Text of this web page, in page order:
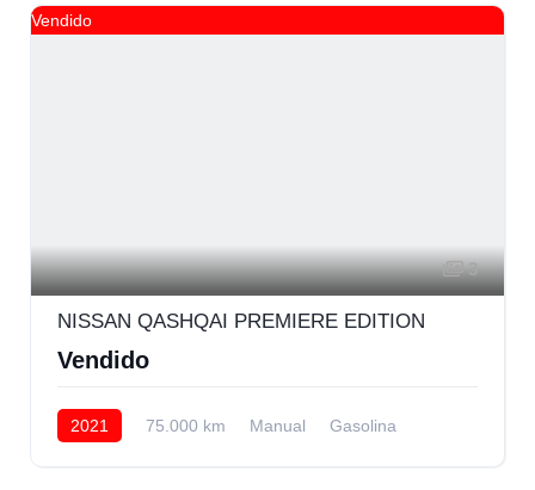
Vendido
3
NISSAN QASHQAI PREMIERE EDITION
Vendido
2021 75.000 km Manual
Gasolina